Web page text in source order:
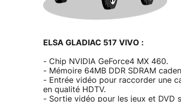
ELSA GLADIAC 517 VIVO :
- Chip NVIDIA GeForce4 MX 460.
- Mémoire 64MB DDR SDRAM
- Entrée vidéo pour raccorder une
en qualité HDTV.
- Sortie vidéo pour les jeux et DVD